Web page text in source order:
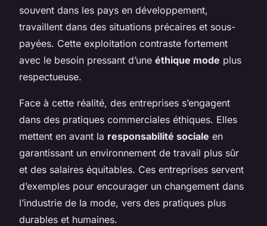
souvent dans les pays en développement,
travaillent dans des situations précaires et sous-
payées. Cette exploitation contraste fortement
avec le besoin pressant d’une éthique mode plus
respectueuse.
Face à cette réalité, des entreprises s’engagent
dans des pratiques commerciales éthiques. Elles
mettent en avant la responsabilité sociale en
garantissant un environnement de travail plus sûr
et des salaires équitables. Ces entreprises servent
d’exemples pour encourager un changement dans
l’industrie de la mode, vers des pratiques plus
durables et humaines.